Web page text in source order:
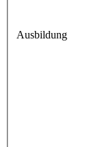
Ausbildung